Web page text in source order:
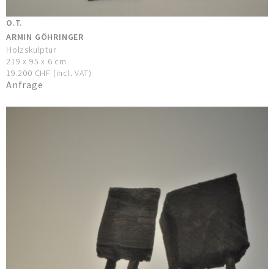
O.T.
ARMIN GÖHRINGER
Holzskulptur
219 x 95 x 6 cm
19.200 CHF (incl. VAT)
Anfrage